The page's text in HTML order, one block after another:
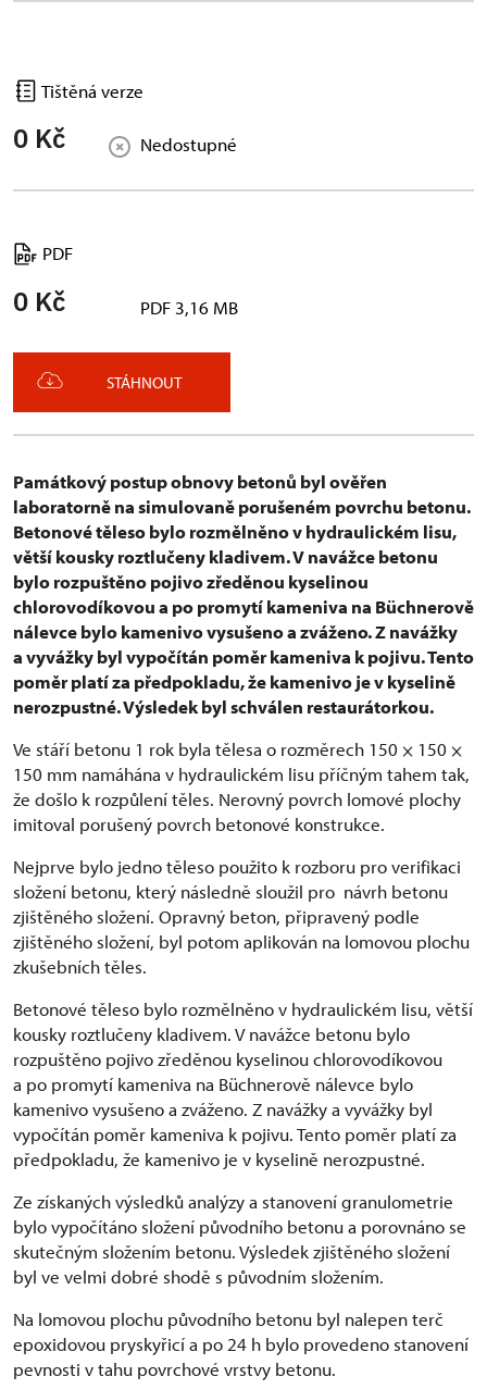
Tištěná verze
0 Kč Nedostupné
PDF
0 Kč PDF 3,16 MB
STÁHNOUT
Památkový postup obnovy betonů byl ověřen
laboratorně na simulovaně porušeném povrchu betonu.
Betonové těleso bylo rozmělněno v hydraulickém lisu,
větší kousky roztlučeny kladivem. V navážce betonu
bylo rozpuštěno pojivo zředěnou kyselinou
chlorovodíkovou a po promytí kameniva na Büchnerově
nálevce bylo kamenivo vysušeno a zváženo. Z navážky
a vyvážky byl vypočítán poměr kameniva k pojivu. Tento
poměr platí za předpokladu, že kamenivo je v kyselině
nerozpustné. Výsledek byl schválen restaurátorkou.
Ve stáří betonu 1 rok byla tělesa o rozměrech 150 × 150 ×
150 mm namáhána v hydraulickém lisu příčným tahem tak,
že došlo k rozpůlení těles. Nerovný povrch lomové plochy
imitoval porušený povrch betonové konstrukce.
Nejprve bylo jedno těleso použito k rozboru pro verifikaci
složení betonu, který následně sloužil pro návrh betonu
zjištěného složení. Opravný beton, připravený podle
zjištěného složení, byl potom aplikován na lomovou plochu
zkušebních těles.
Betonové těleso bylo rozmělněno v hydraulickém lisu, větší
kousky roztlučeny kladivem. V navážce betonu bylo
rozpuštěno pojivo zředěnou kyselinou chlorovodíkovou
a po promytí kameniva na Büchnerově nálevce bylo
kamenivo vysušeno a zváženo. Z navážky a vyvážky byl
vypočítán poměr kameniva k pojivu. Tento poměr platí za
předpokladu, že kamenivo je v kyselině nerozpustné.
Ze získaných výsledků analýzy a stanovení granulometrie
bylo vypočítáno složení původního betonu a porovnáno se
skutečným složením betonu. Výsledek zjištěného složení
byl ve velmi dobré shodě s původním složením.
Na lomovou plochu původního betonu byl nalepen terč
epoxidovou pryskyřicí a po 24 h bylo provedeno stanovení
pevnosti v tahu povrchové vrstvy betonu.